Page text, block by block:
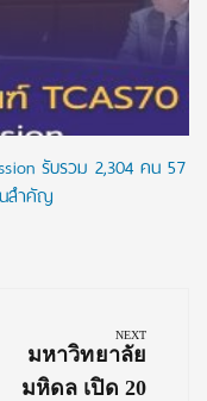
รับรวม 2,304 คน 57
นสำคัญ
NEXT
Next
Post:
มหาวิทยาลัย
มหิดล เปิด 20